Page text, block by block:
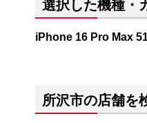
選択した機種・
iPhone 16 Pro Max
所沢市の店舗を